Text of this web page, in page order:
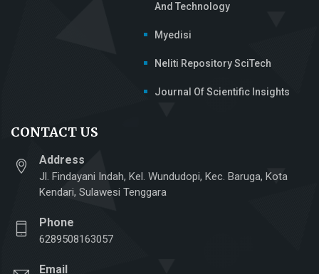
And Technology
Myedisi
Neliti Repository SciTech
Journal Of Scientific Insights
CONTACT US
Address
Jl. Findayani Indah, Kel. Wundudopi, Kec. Baruga, Kota
Kendari, Sulawesi Tenggara
Phone
6289508163057
Email